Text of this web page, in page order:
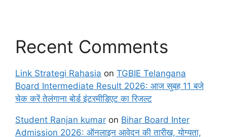
Recent Comments
Link Strategi Rahasia on TGBIE Telangana
Board Intermediate Result 2026: आज सुबह 11 बजे
चेक करें तेलंगाना बोर्ड इंटरमीडिएट का रिजल्ट
Student Ranjan kumar on Bihar Board Inter
Admission 2026: ऑनलाइन आवेदन की तारीख, योग्यता,